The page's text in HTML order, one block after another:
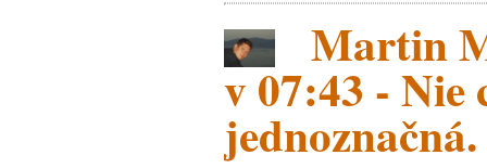
Martin
v 07:43 - Nie